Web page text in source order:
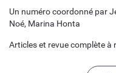
Un numéro coordonné par
Noé, Marina Honta
Articles et revue complète à